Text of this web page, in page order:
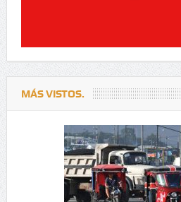
MÁS VISTOS.